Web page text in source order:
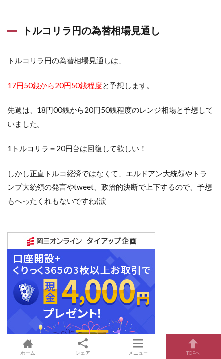
トルコリラ円の為替相場見通し
トルコリラ円の為替相場見通しは、
17円50銭から20円50銭程度と予想します。
先週は、18円00銭から20円50銭程度のレンジ相場と予想して
いました。
1トルコリラ＝20円台は回復して欲しい！
しかし正直トルコ経済ではなくて、エルドアン大統領やトラ
ンプ大統領の発言やtweet、政治的決断で上下するので、予想
もへったくれもないですね(涙
ホーム シェア メニュー TOPへ